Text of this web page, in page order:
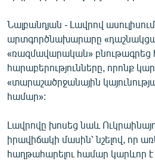
Նալբանդյան - Լավրով
արտգործնախարարը
«ռազմավարական» բնութագրեց
հարաբերությունները, որոնք
«տարաշածրջանային
համար»:
Լավրովը խոսեց նաև
իրավիճակի մասին՝ նշելով, որ
հաղթահարելու համար կարևոր է